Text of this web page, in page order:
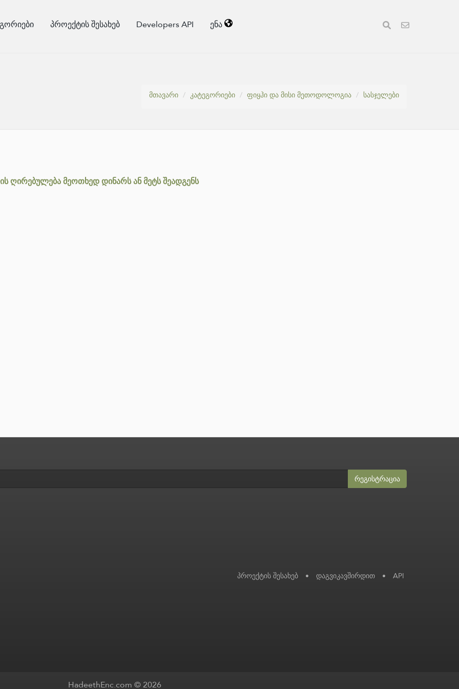
პროექტის შესახებ Developers API ენა
მთავარი
კატეგორიები ფიყჰი და მისი მეთოდოლოგია სასჯელები
ღირებულება მეოთხედ დინარს ან მეტს შეადგენს
რეგისტრაცია
პროექტის შესახებ • დაგვიკავშირდით • API
HadeethEnc.com © 2026